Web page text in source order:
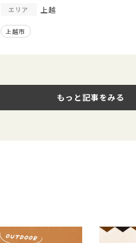
エリア 上越
上越市
もっと記事をみる